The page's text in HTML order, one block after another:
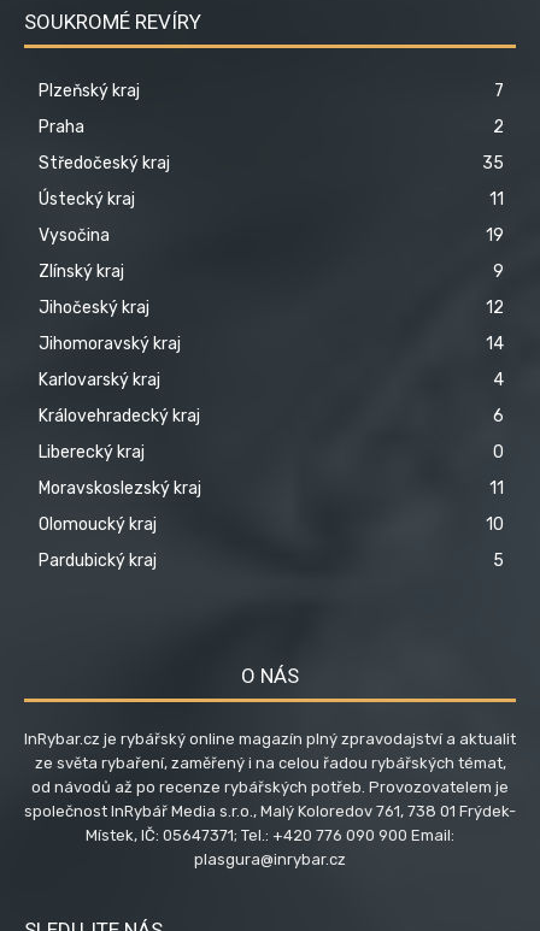
SOUKROMÉ REVÍRY
Plzeňský kraj
7
Praha
2
Středočeský kraj
35
Ústecký kraj
11
Vysočina
19
Zlínský kraj
9
Jihočeský kraj
12
Jihomoravský kraj
14
Karlovarský kraj
4
Královehradecký kraj
6
Liberecký kraj
0
Moravskoslezský kraj
11
Olomoucký kraj
10
Pardubický kraj
5
O NÁS
InRybar.cz je rybářský online magazín plný zpravodajství a aktualit
ze světa rybaření, zaměřený i na celou řadou rybářských témat,
od návodů až po recenze rybářských potřeb. Provozovatelem je
společnost InRybář Media s.r.o., Malý Koloredov 761, 738 01 Frýdek-
Místek, IČ: 05647371; Tel.: +420 776 090 900 Email:
plasgura@inrybar.cz